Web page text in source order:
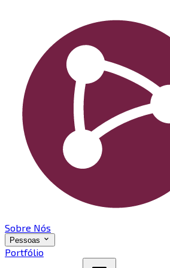
Sobre Nós
Pessoas
Portfólio